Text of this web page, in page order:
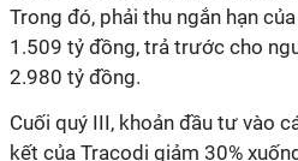
Trong đó, phải thu ngắn hạn
1.509 tỷ đồng, trả trước cho
2.980 tỷ đồng.
Cuối quý III, khoản đầu tư vào
kết của Tracodi giảm 30%